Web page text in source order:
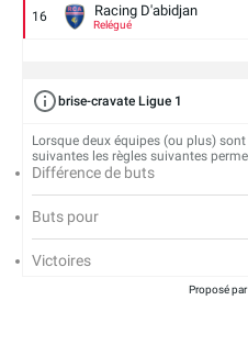
16 Racing D'abidjan
Relégué
brise-cravate Ligue 1
Lorsque deux équipes (ou plus)
suivantes les règles suivantes
Différence de buts
Buts pour
Victoires
Proposé par